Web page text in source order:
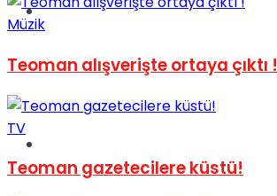
Müzik
Müzik
Teoman alışverişte ortaya çıktı !
TV
Teoman gazetecilere küstü!